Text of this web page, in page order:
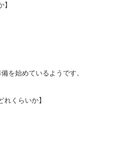
を始めているようです。
れくらいか】